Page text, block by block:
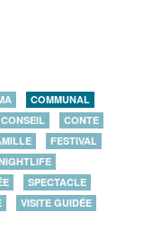
COMMUNAL
CONSEIL
CONTE
FESTIVAL
SPECTACLE
VISITE GUIDÉE